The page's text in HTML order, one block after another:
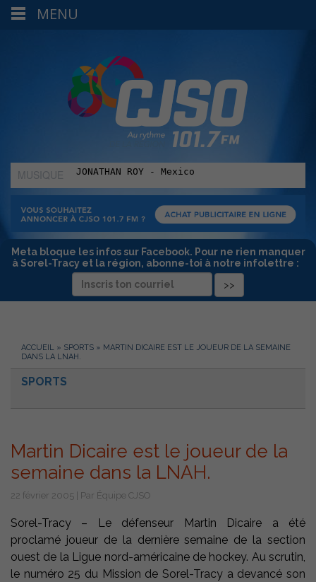
MUSIQUE
:
Meta bloque les infos sur Facebook. Pour ne rien manquer
à Sorel-Tracy et la région, abonne-toi à notre infolettre :
ACCUEIL » SPORTS » MARTIN DICAIRE EST LE JOUEUR DE LA SEMAINE
DANS LA LNAH.
SPORTS
Martin Dicaire est le joueur de la
semaine dans la LNAH.
22 février 2005 | Par Équipe CJSO
Sorel-Tracy – Le défenseur Martin Dicaire a été
proclamé joueur de la dernière semaine de la section
ouest de la Ligue nord-américaine de hockey. Au scrutin,
le numéro 25 du Mission de Sorel-Tracy a devancé son
MENU